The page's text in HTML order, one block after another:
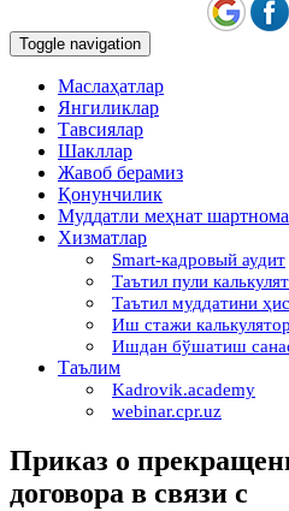
Toggle navigation
Маслаҳатлар
Янгиликлар
Тавсиялар
Шакллар
Жавоб берамиз
Қонунчилик
Муддатли меҳнат
Хизматлар
Smart-кадровый аудит
Таътил пули
Таътил муддатини
Иш стажи
Ишдан бўшатиш
Таълим
Kadrovik.academy
webinar.cpr.uz
Приказ о
договора в связи с